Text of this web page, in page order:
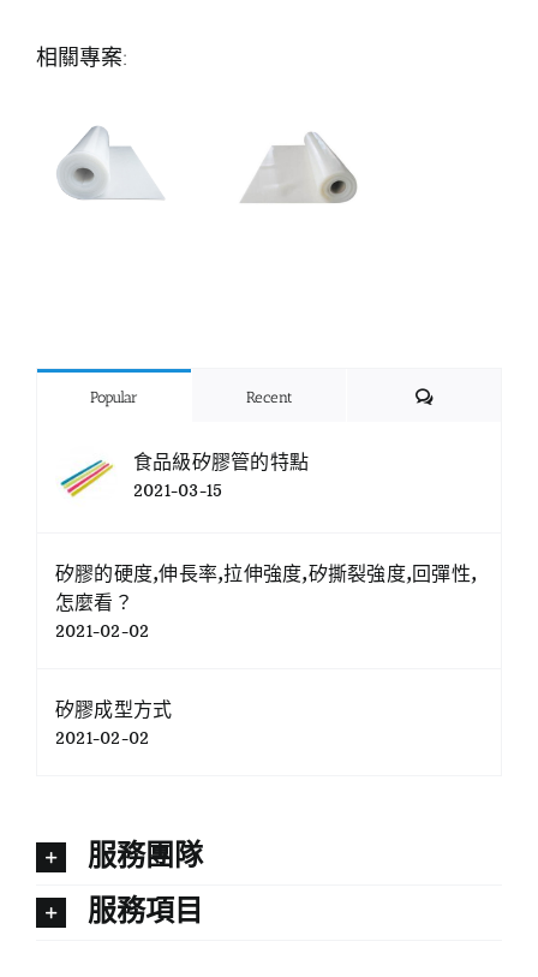
相關專案:
Popular Recent Comments
食品級矽膠管的特點
2021-03-15
矽膠的硬度,伸長率,拉伸強度,矽撕裂強度,回彈性,
怎麼看？
2021-02-02
矽膠成型方式
2021-02-02
服務團隊
服務項目